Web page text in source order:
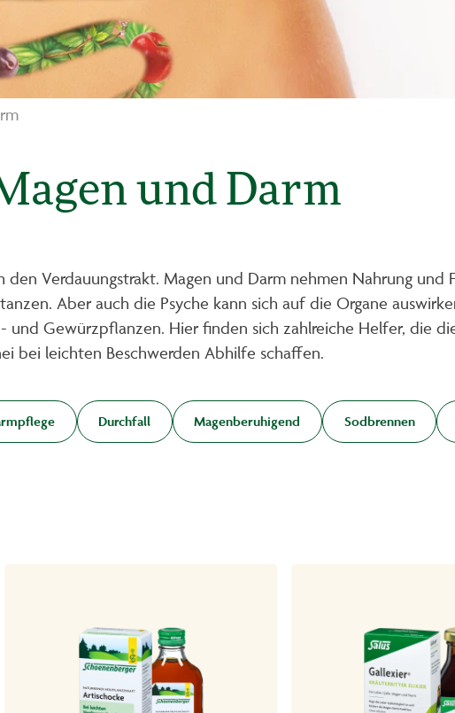
und Darm
den Verdauungstrakt. Magen und Darm nehmen Nahrung
Aber auch die Psyche kann sich auf die Organe
und Gewürzpflanzen. Hier finden sich zahlreiche Helfer, die
bei leichten Beschwerden Abhilfe schaffen.
Durchfall Magenberuhigend Sodbrennen